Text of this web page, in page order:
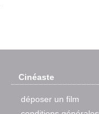
Cinéaste
déposer un film